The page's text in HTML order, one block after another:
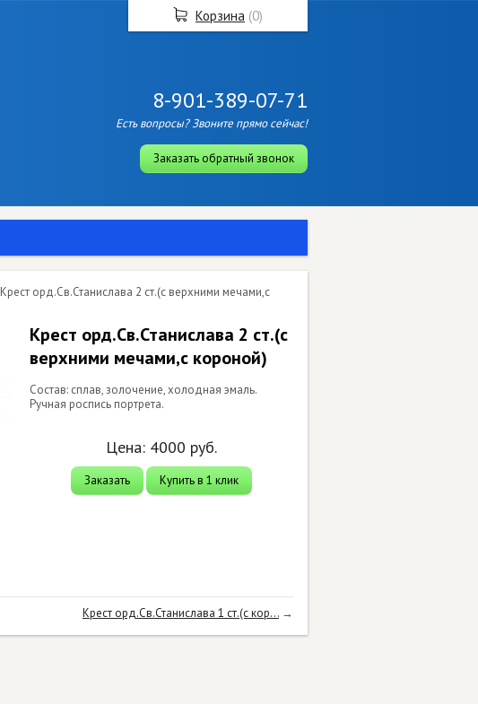
8-901-389-07-71
Есть вопросы? Звоните прямо сейчас!
Заказать обратный звонок
Крест орд.Св.Станислава 2 ст.(с верхними мечами,с
Крест орд.Св.Станислава 2 ст.(с
верхними мечами,с короной)
Состав: сплав, золочение, холодная эмаль.
Ручная роспись портрета.
Цена: 4000 руб.
Заказать Купить в 1 клик
Крест орд.Св.Станислава 1 ст.(с кор... →
Корзина (0)